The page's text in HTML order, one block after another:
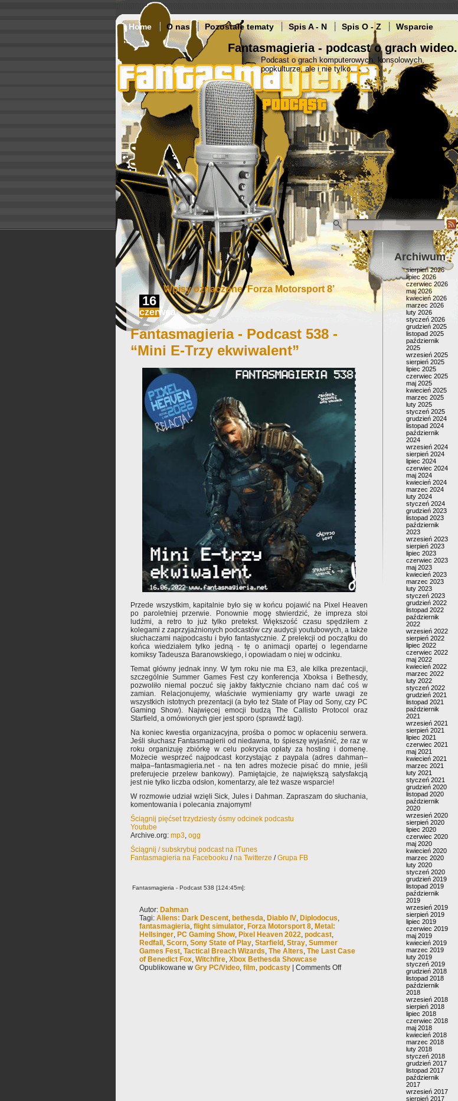
Home O nas Pozostałe tematy Spis A - N Spis O - Z Wsparcie
Fantasmagieria - podcast o grach wideo.
Podcast o grach komputerowych, konsolowych,
popkulturze, ale i nie tylko.
Wpisy oznaczone ‘Forza Motorsport 8’
16
czerwca
Fantasmagieria - Podcast 538 -
“Mini E-Trzy ekwiwalent”
Przede wszystkim, kapitalnie było się w końcu pojawić na Pixel Heaven
po paroletniej przerwie. Ponownie mogę stwierdzić, że impreza stoi
ludźmi, a retro to już tylko pretekst. Większość czasu spędziłem z
kolegami z zaprzyjaźnionych podcastów czy audycji youtubowych, a także
słuchaczami najpodcastu i było fantastycznie. Z prelekcji od początku do
końca wiedziałem tylko jedną - tę o animacji opartej o legendarne
komiksy Tadeusza Baranowskiego, i opowiadam o niej w odcinku.
Temat główny jednak inny. W tym roku nie ma E3, ale kilka prezentacji,
szczególnie Summer Games Fest czy konferencja Xboksa i Bethesdy,
pozwoliło niemal poczuć się jakby faktycznie chciano nam dać coś w
zamian. Relacjonujemy, właściwie wymieniamy gry warte uwagi ze
wszystkich istotnych prezentacji (a było też State of Play od Sony, czy PC
Gaming Show). Najwięcej emocji budzą The Callisto Protocol oraz
Starfield, a omówionych gier jest sporo (sprawdź tagi).
Na koniec kwestia organizacyjna, prośba o pomoc w opłaceniu serwera.
Jeśli słuchasz Fantasmagierii od niedawna, to śpieszę wyjaśnić, że raz w
roku organizuję zbiórkę w celu pokrycia opłaty za hosting i domenę.
Możecie wesprzeć najpodcast korzystając z paypala (adres dahman–
małpa–fantasmagieria.net - na ten adres możecie pisać do mnie, jeśli
preferujecie przelew bankowy). Pamiętajcie, że największą satysfakcją
jest nie tylko liczba odsłon, komentarzy, ale też wasze wsparcie!
W rozmowie udział wzięli Sick, Jules i Dahman. Zapraszam do słuchania,
komentowania i polecania znajomym!
Ściągnij pięćset trzydziesty ósmy odcinek podcastu
Youtube
Archive.org: mp3, ogg
Ściągnij / subskrybuj podcast na iTunes
Fantasmagieria na Facebooku /na Twitterze /Grupa FB
Fantasmagieria - Podcast 538 [124:45m]:
Autor: Dahman
Tagi: Aliens: Dark Descent, bethesda, Diablo IV, Diplodocus,
fantasmagieria, flight simulator, Forza Motorsport 8, Metal:
Hellsinger, PC Gaming Show, Pixel Heaven 2022, podcast,
Redfall , Scorn, Sony State of Play, Starfield , Stray, Summer
Games Fest, Tactical Breach Wizards, The Alters, The Last Case
of Benedict Fox, Witchfire, Xbox Bethesda Showcase
Opublikowane w Gry PC/Video, film, podcasty Comments Off
Archiwum
sierpień 2026
lipiec 2026
czerwiec 2026
maj 2026
kwiecień 2026
marzec 2026
luty 2026
styczeń 2026
grudzień 2025
listopad 2025
październik
2025
wrzesień 2025
sierpień 2025
lipiec 2025
czerwiec 2025
maj 2025
kwiecień 2025
marzec 2025
luty 2025
styczeń 2025
grudzień 2024
listopad 2024
październik
2024
wrzesień 2024
sierpień 2024
lipiec 2024
czerwiec 2024
maj 2024
kwiecień 2024
marzec 2024
luty 2024
styczeń 2024
grudzień 2023
listopad 2023
październik
2023
wrzesień 2023
sierpień 2023
lipiec 2023
czerwiec 2023
maj 2023
kwiecień 2023
marzec 2023
luty 2023
styczeń 2023
grudzień 2022
listopad 2022
październik
2022
wrzesień 2022
sierpień 2022
lipiec 2022
czerwiec 2022
maj 2022
kwiecień 2022
marzec 2022
luty 2022
styczeń 2022
grudzień 2021
listopad 2021
październik
2021
wrzesień 2021
sierpień 2021
lipiec 2021
czerwiec 2021
maj 2021
kwiecień 2021
marzec 2021
luty 2021
styczeń 2021
grudzień 2020
listopad 2020
październik
2020
wrzesień 2020
sierpień 2020
lipiec 2020
czerwiec 2020
maj 2020
kwiecień 2020
marzec 2020
luty 2020
styczeń 2020
grudzień 2019
listopad 2019
październik
2019
wrzesień 2019
sierpień 2019
lipiec 2019
czerwiec 2019
maj 2019
kwiecień 2019
marzec 2019
luty 2019
styczeń 2019
grudzień 2018
listopad 2018
październik
2018
wrzesień 2018
sierpień 2018
lipiec 2018
czerwiec 2018
maj 2018
kwiecień 2018
marzec 2018
luty 2018
styczeń 2018
grudzień 2017
listopad 2017
październik
2017
wrzesień 2017
sierpień 2017